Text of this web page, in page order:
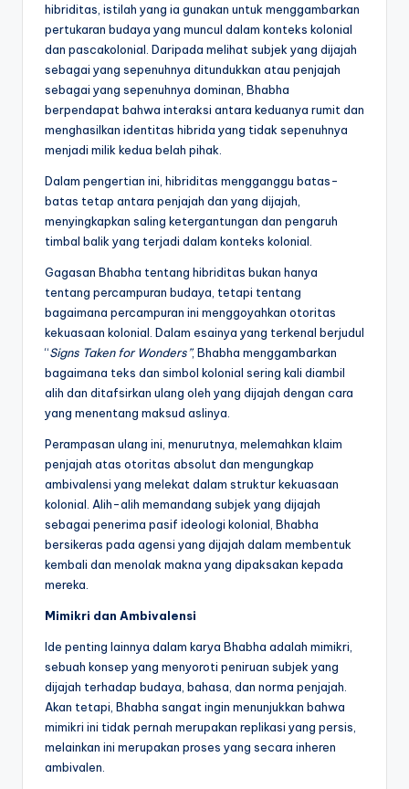
hibriditas, istilah yang ia gunakan untuk menggambarkan
pertukaran budaya yang muncul dalam konteks kolonial
dan pascakolonial. Daripada melihat subjek yang dijajah
sebagai yang sepenuhnya ditundukkan atau penjajah
sebagai yang sepenuhnya dominan, Bhabha
berpendapat bahwa interaksi antara keduanya rumit dan
menghasilkan identitas hibrida yang tidak sepenuhnya
menjadi milik kedua belah pihak.
Dalam pengertian ini, hibriditas mengganggu batas-
batas tetap antara penjajah dan yang dijajah,
menyingkapkan saling ketergantungan dan pengaruh
timbal balik yang terjadi dalam konteks kolonial.
Gagasan Bhabha tentang hibriditas bukan hanya
tentang percampuran budaya, tetapi tentang
bagaimana percampuran ini menggoyahkan otoritas
kekuasaan kolonial. Dalam esainya yang terkenal berjudul
“Signs Taken for Wonders”, Bhabha menggambarkan
bagaimana teks dan simbol kolonial sering kali diambil
alih dan ditafsirkan ulang oleh yang dijajah dengan cara
yang menentang maksud aslinya.
Perampasan ulang ini, menurutnya, melemahkan klaim
penjajah atas otoritas absolut dan mengungkap
ambivalensi yang melekat dalam struktur kekuasaan
kolonial. Alih-alih memandang subjek yang dijajah
sebagai penerima pasif ideologi kolonial, Bhabha
bersikeras pada agensi yang dijajah dalam membentuk
kembali dan menolak makna yang dipaksakan kepada
mereka.
Mimikri dan Ambivalensi
Ide penting lainnya dalam karya Bhabha adalah mimikri,
sebuah konsep yang menyoroti peniruan subjek yang
dijajah terhadap budaya, bahasa, dan norma penjajah.
Akan tetapi, Bhabha sangat ingin menunjukkan bahwa
mimikri ini tidak pernah merupakan replikasi yang persis,
melainkan ini merupakan proses yang secara inheren
ambivalen.